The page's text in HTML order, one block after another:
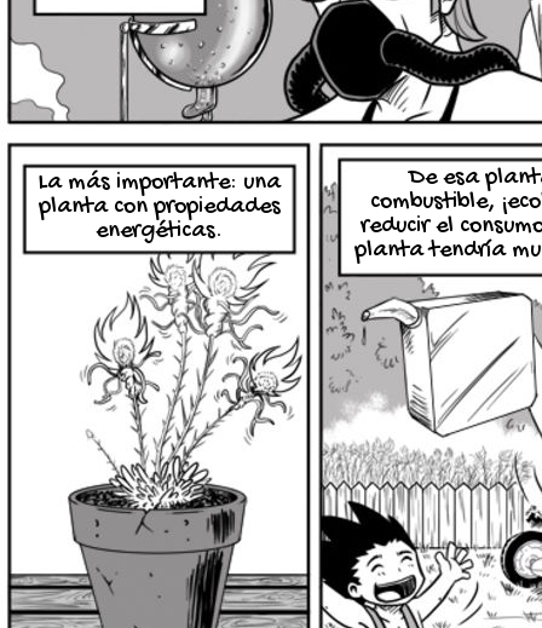
La más importante: una
planta con propiedades
energéticas.
De esa
combustible,
reducir el
planta tendría